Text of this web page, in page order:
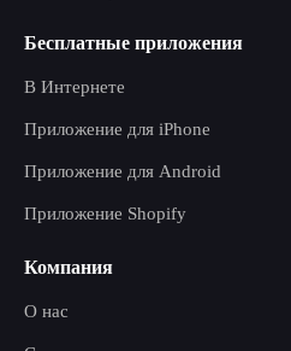
Бесплатные приложения
В Интернете
Приложение для iPhone
Приложение для Android
Приложение Shopify
Компания
О нас